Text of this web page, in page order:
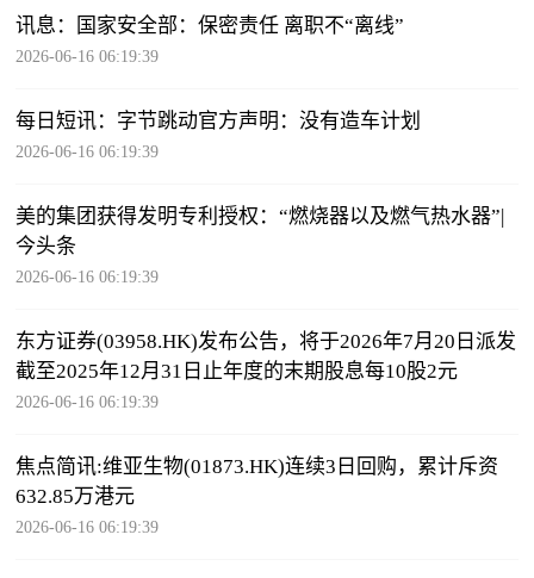
讯息：国家安全部：保密责任 离职不“离线”
2026-06-16 06:19:39
每日短讯：字节跳动官方声明：没有造车计划
2026-06-16 06:19:39
美的集团获得发明专利授权：“燃烧器以及燃气热水器”|
今头条
2026-06-16 06:19:39
东方证券(03958.HK)发布公告，将于2026年7月20日派发
截至2025年12月31日止年度的末期股息每10股2元
2026-06-16 06:19:39
焦点简讯:维亚生物(01873.HK)连续3日回购，累计斥资
632.85万港元
2026-06-16 06:19:39